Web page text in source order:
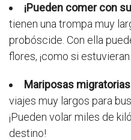
¡Pueden comer con
tienen una trompa muy
probóscide. Con ella
flores, ¡como si
Mariposas
viajes muy largos para
¡Pueden volar miles de
destino!